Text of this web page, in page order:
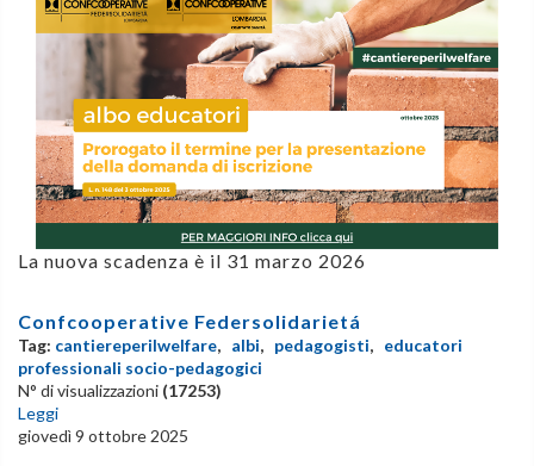
La nuova scadenza è il 31 marzo 2026
Confcooperative Federsolidarietá
Tag: cantiereperilwelfare, albi, pedagogisti, educatori
professionali socio-pedagogici
N° di visualizzazioni (17253)
Leggi
giovedì 9 ottobre 2025